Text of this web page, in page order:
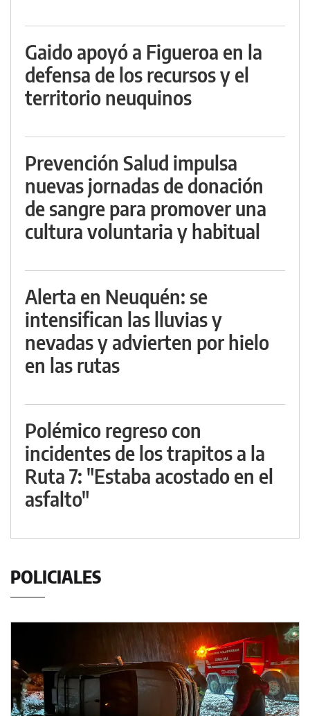
Gaido apoyó a Figueroa en la
defensa de los recursos y el
territorio neuquinos
Prevención Salud impulsa
nuevas jornadas de donación
de sangre para promover una
cultura voluntaria y habitual
Alerta en Neuquén: se
intensifican las lluvias y
nevadas y advierten por hielo
en las rutas
Polémico regreso con
incidentes de los trapitos a la
Ruta 7: "Estaba acostado en el
asfalto"
POLICIALES